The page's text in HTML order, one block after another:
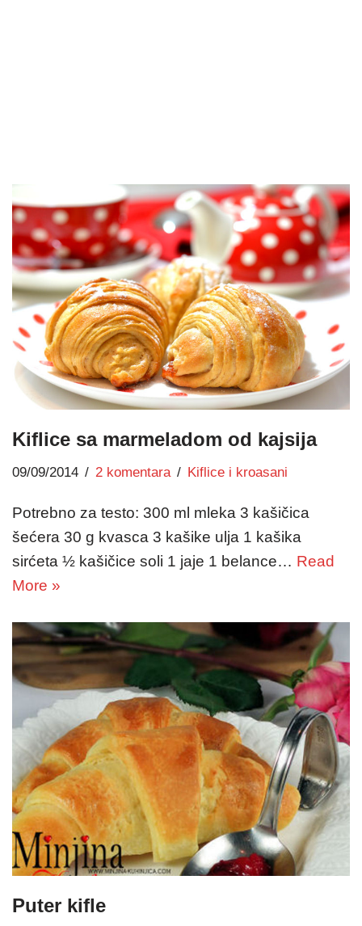
Kiflice sa marmeladom od kajsija
09/09/2014 2 komentara Kiflice i kroasani
Potrebno za testo: 300 ml mleka 3 kašičica
šećera 30 g kvasca 3 kašike ulja 1 kašika
sirćeta ½ kašičice soli 1 jaje 1 belance… Read
More »
Puter kifle